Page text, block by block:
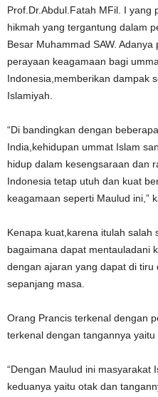
Prof.Dr.Abdul.Fatah MFil. I yang
hikmah yang tergantung dalam
Besar Muhammad SAW.
perayaan keagamaan bagi
Indonesia,memberikan dampak
Islamiyah.
“Di bandingkan dengan
India,kehidupan ummat Islam
hidup dalam kesengsaraan dan
Indonesia tetap utuh dan kuat
keagamaan seperti Maulud ini,”
Kenapa kuat,karena itulah salah
bagaimana dapat mentauladani
dengan ajaran yang dapat di
sepanjang masa.
Orang Prancis terkenal dengan
terkenal dengan tangannya
“Dengan Maulud ini masyarakat
keduanya yaitu otak dan